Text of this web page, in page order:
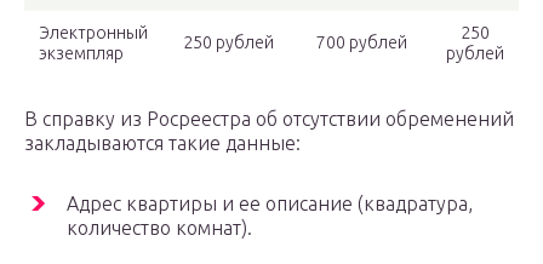
Электронный
экземпляр
250 рублей 700 рублей
250
рублей
В справку из Росреестра об отсутствии обременений
закладываются такие данные:
Адрес квартиры и ее описание (квадратура,
количество комнат).